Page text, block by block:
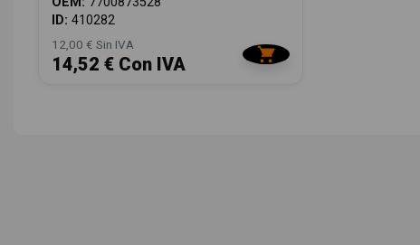
ID: 410282
12,00 € Sin IVA
14,52 € Con IVA